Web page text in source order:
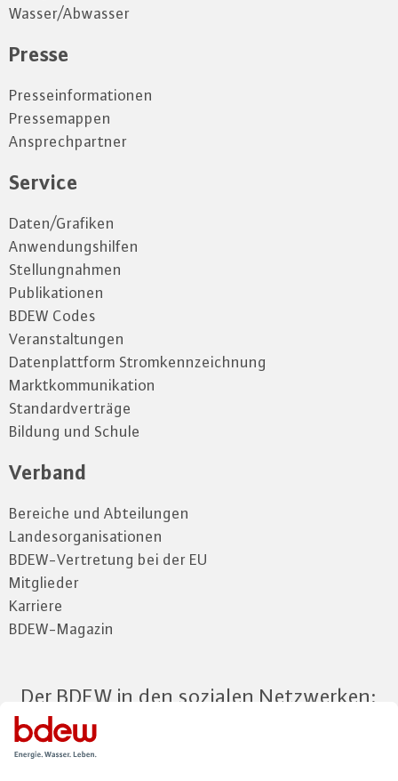
Wasser/Abwasser
Presse
Presseinformationen
Pressemappen
Ansprechpartner
Service
Daten/Grafiken
Anwendungshilfen
Stellungnahmen
Publikationen
BDEW Codes
Veranstaltungen
Datenplattform Stromkennzeichnung
Marktkommunikation
Standardverträge
Bildung und Schule
Verband
Bereiche und Abteilungen
Landesorganisationen
BDEW-Vertretung bei der EU
Mitglieder
Karriere
BDEW-Magazin
Der BDEW in den sozialen Netzwerken: